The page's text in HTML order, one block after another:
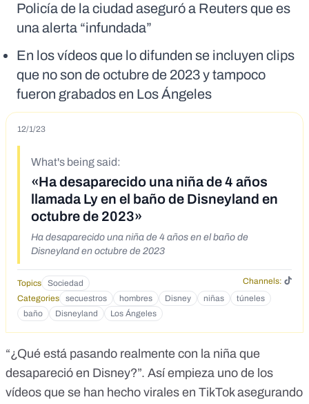
Policía de la ciudad aseguró a Reuters que es
una alerta “infundada”
En los vídeos que lo difunden se incluyen clips
que no son de octubre de 2023 y tampoco
fueron grabados en Los Ángeles
12/1/23
What's being said:
«Ha desaparecido una niña de 4 años
llamada Ly en el baño de Disneyland en
octubre de 2023»
Ha desaparecido una niña de 4 años en el baño de
Disneyland en octubre de 2023
Topics Sociedad
Channels:
Categories
secuestros hombres Disney niñas
túneles
baño
Disneyland Los Ángeles
“¿Qué está pasando realmente con la niña que
desapareció en Disney?”. Así empieza uno de los
vídeos que se han hecho virales en TikTok asegurando